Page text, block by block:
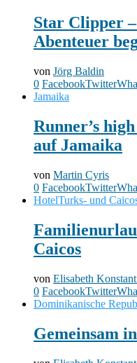
Star Clipper
Abenteuer
von Jörg Baldin
0 FacebookTwitter
Jamaika
Runner’s
auf Jamaika
von Martin Cyris
0 FacebookTwitter
HotelTurks- und
Caicos
von Elisabeth
0 FacebookTwitter
Dominikanische
Gemeinsam